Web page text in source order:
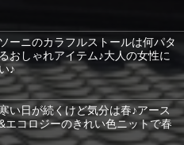
ーニのカラフルストールは何パタ
おしゃれアイテム♪大人の女性に
♪
い日が続くけど気分は春♪アース
エコロジーのきれい色ニットで春